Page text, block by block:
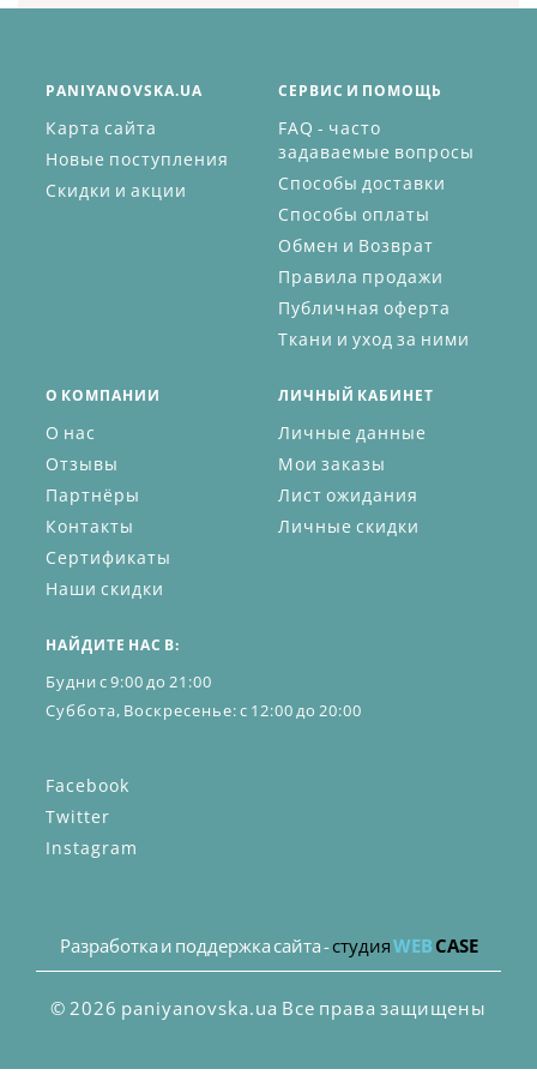
PANIYANOVSKA.UA
Карта сайта
Новые поступления
Скидки и акции
СЕРВИС И ПОМОЩЬ
FAQ - часто
задаваемые вопросы
Способы доставки
Способы оплаты
Обмен и Возврат
Правила продажи
Публичная оферта
Ткани и уход за ними
О КОМПАНИИ
О нас
Отзывы
Партнёры
Контакты
Сертификаты
Наши скидки
ЛИЧНЫЙ КАБИНЕТ
Личные данные
Мои заказы
Лист ожидания
Личные скидки
НАЙДИТЕ НАС В:
Будни с 9:00 до 21:00
Суббота, Воскресенье: с 12:00 до 20:00
Facebook
Twitter
Instagram
Разработка и поддержка сайта -студияWEB CASE
© 2026 paniyanovska.ua Все права защищены